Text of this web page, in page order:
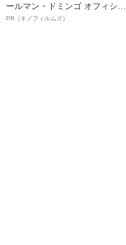
ールマン・ドミンゴ オフィシャ
ルインタビュー“観客を魅了した
PR（キノフィルムズ）